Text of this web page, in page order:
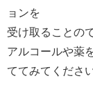
ョンを
受け取ることの
アルコールや薬
ててみてください